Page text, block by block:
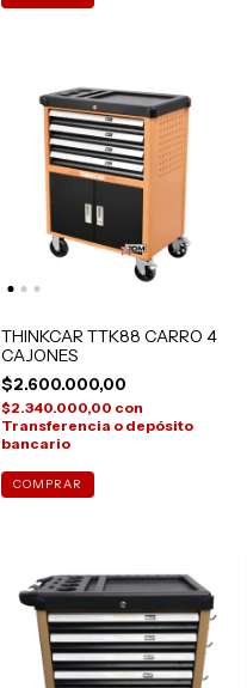
THINKCAR TTK88 CARRO 4
CAJONES
$2.600.000,00
$2.340.000,00 con
Transferencia o depósito
bancario